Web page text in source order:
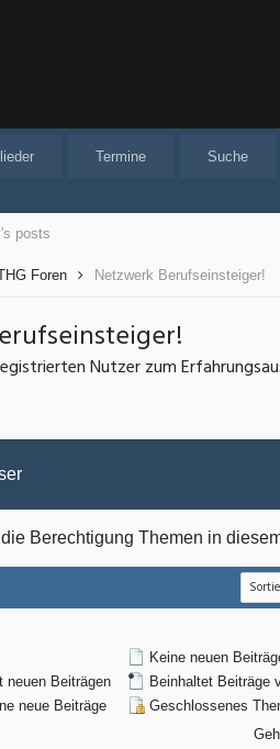
Termine Suche
posts
Foren Netzwerk Berufseinsteiger!
Nutzer zum
Berechtigung Themen in
neuen Beiträgen
neue Beiträge
Keine neuen
Beinhaltet Beiträge
Geschlossenes